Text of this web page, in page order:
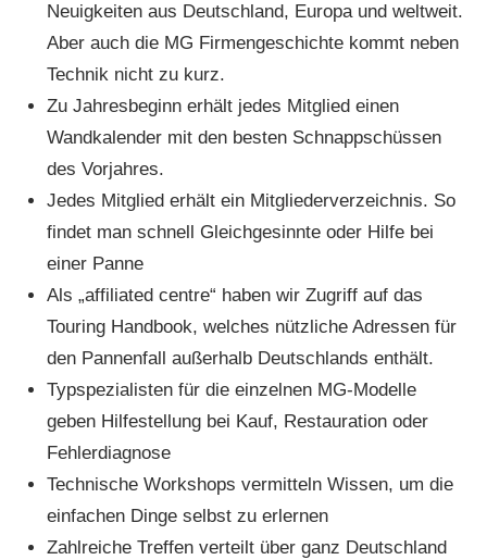
Neuigkeiten aus Deutschland, Europa und weltweit.
Aber auch die MG Firmengeschichte kommt neben
Technik nicht zu kurz.
Zu Jahresbeginn erhält jedes Mitglied einen
Wandkalender mit den besten Schnappschüssen
des Vorjahres.
Jedes Mitglied erhält ein Mitgliederverzeichnis. So
findet man schnell Gleichgesinnte oder Hilfe bei
einer Panne
Als „affiliated centre“ haben wir Zugriff auf das
Touring Handbook, welches nützliche Adressen für
den Pannenfall außerhalb Deutschlands enthält.
Typspezialisten für die einzelnen MG-Modelle
geben Hilfestellung bei Kauf, Restauration oder
Fehlerdiagnose
Technische Workshops vermitteln Wissen, um die
einfachen Dinge selbst zu erlernen
Zahlreiche Treffen verteilt über ganz Deutschland